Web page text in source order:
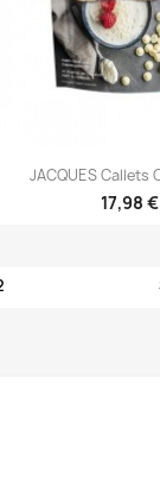

JACQUES Callets
17,98 €